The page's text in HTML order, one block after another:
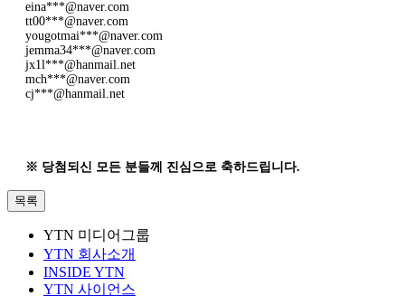
eina***@naver.com
tt00***@naver.com
yougotmai***@naver.com
jemma34***@naver.com
jx1l***@hanmail.net
mch***@naver.com
cj***@hanmail.net
※ 당첨되신 모든 분들께 진심으로 축하드립니다.
목록
YTN 미디어그룹
YTN 회사소개
INSIDE YTN
YTN 사이언스